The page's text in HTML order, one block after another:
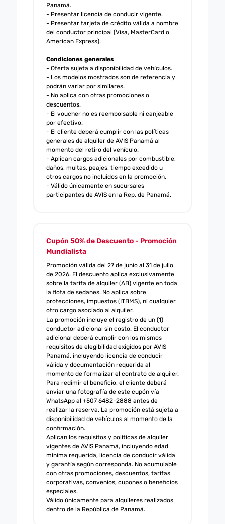
Panamá.
- Presentar licencia de conducir vigente.
- Presentar tarjeta de crédito válida a nombre
del conductor principal (Visa, MasterCard o
American Express).
Condiciones generales
- Oferta sujeta a disponibilidad de vehículos.
- Los modelos mostrados son de referencia y
podrán variar por similares.
- No aplica con otras promociones o
descuentos.
- El voucher no es reembolsable ni canjeable
por efectivo.
- El cliente deberá cumplir con las políticas
generales de alquiler de AVIS Panamá al
momento del retiro del vehículo.
- Aplican cargos adicionales por combustible,
daños, multas, peajes, tiempo excedido u
otros cargos no incluidos en la promoción.
- Válido únicamente en sucursales
participantes de AVIS en la Rep. de Panamá.
Cupón 50% de Descuento - Promoción
Mundialista
Promoción válida del 27 de junio al 31 de julio
de 2026. El descuento aplica exclusivamente
sobre la tarifa de alquiler (AB) vigente en toda
la flota de sedanes. No aplica sobre
protecciones, impuestos (ITBMS), ni cualquier
otro cargo asociado al alquiler.
La promoción incluye el registro de un (1)
conductor adicional sin costo. El conductor
adicional deberá cumplir con los mismos
requisitos de elegibilidad exigidos por AVIS
Panamá, incluyendo licencia de conducir
válida y documentación requerida al
momento de formalizar el contrato de alquiler.
Para redimir el beneficio, el cliente deberá
enviar una fotografía de este cupón vía
WhatsApp al +507 6482-2888 antes de
realizar la reserva. La promoción está sujeta a
disponibilidad de vehículos al momento de la
confirmación.
Aplican los requisitos y políticas de alquiler
vigentes de AVIS Panamá, incluyendo edad
mínima requerida, licencia de conducir válida
y garantía según corresponda. No acumulable
con otras promociones, descuentos, tarifas
corporativas, convenios, cupones o beneficios
especiales.
Válido únicamente para alquileres realizados
dentro de la República de Panamá.